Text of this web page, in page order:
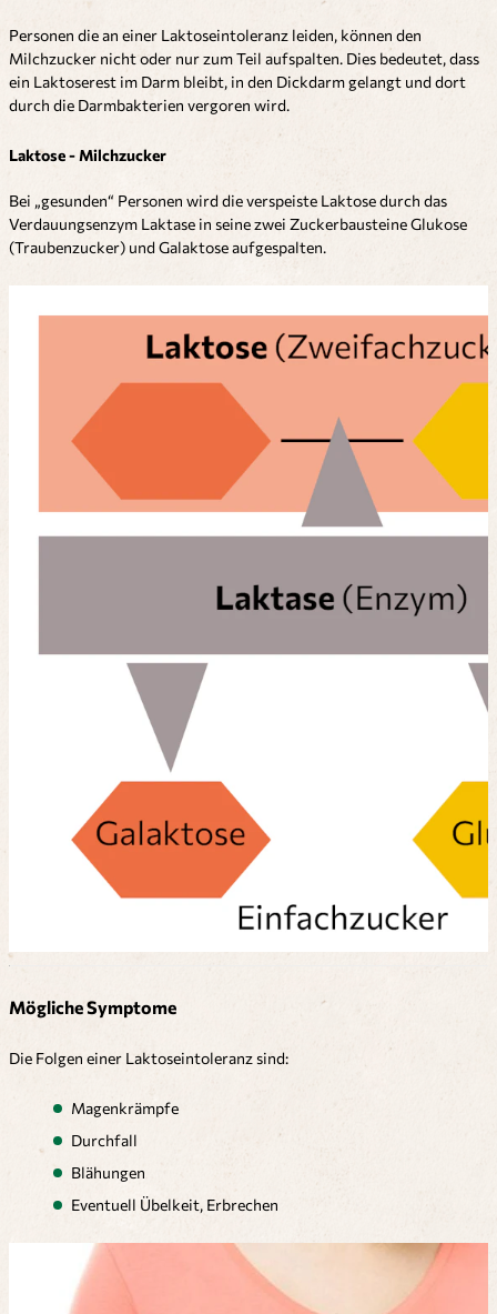
Personen die an einer Laktoseintoleranz leiden, können den
Milchzucker nicht oder nur zum Teil aufspalten. Dies bedeutet, dass
ein Laktoserest im Darm bleibt, in den Dickdarm gelangt und dort
durch die Darmbakterien vergoren wird.
Laktose - Milchzucker
Bei „gesunden“ Personen wird die verspeiste Laktose durch das
Verdauungsenzym Laktase in seine zwei Zuckerbausteine Glukose
(Traubenzucker) und Galaktose aufgespalten.
Mögliche Symptome
Die Folgen einer Laktoseintoleranz sind:
Magenkrämpfe
Durchfall
Blähungen
Eventuell Übelkeit, Erbrechen